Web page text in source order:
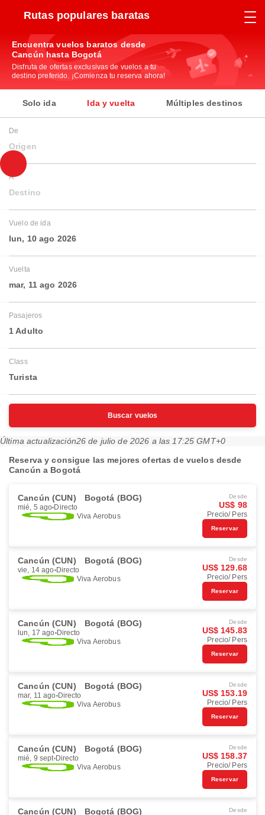
Rutas populares baratas
Encuentra vuelos baratos desde
Cancún hasta Bogotá
Disfruta de ofertas exclusivas de vuelos a tu
destino preferido. ¡Comienza tu reserva ahora!
Solo ida Ida y vuelta Múltiples destinos
De
Origen
A
Destino
Vuelo de ida
lun, 10 ago 2026
Vuelta
mar, 11 ago 2026
Pasajeros
1 Adulto
Class
Turista
Buscar vuelos
Última actualización26 de julio de 2026 a las 17:25 GMT+0
Reserva y consigue las mejores ofertas de vuelos desde
Cancún a Bogotá
Cancún (CUN) Bogotá (BOG)
mié, 5 ago Directo
Viva Aerobus
Desde
US$ 98
Precio/ Pers
Reservar
Cancún (CUN) Bogotá (BOG)
vie, 14 ago Directo
Viva Aerobus
Desde
US$ 129.68
Precio/ Pers
Reservar
Cancún (CUN) Bogotá (BOG)
lun, 17 ago Directo
Viva Aerobus
Desde
US$ 145.83
Precio/ Pers
Reservar
Cancún (CUN) Bogotá (BOG)
mar, 11 ago Directo
Viva Aerobus
Desde
US$ 153.19
Precio/ Pers
Reservar
Cancún (CUN) Bogotá (BOG)
mié, 9 sept Directo
Viva Aerobus
Desde
US$ 158.37
Precio/ Pers
Reservar
Cancún (CUN) Bogotá (BOG) Desde